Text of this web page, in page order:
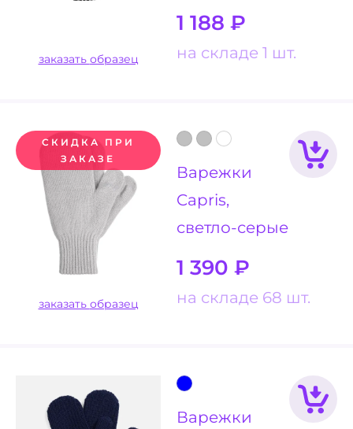
1 188 ₽
на складе 1 шт.
заказать образец
СКИДКА ПРИ
ЗАКАЗЕ
Варежки
Capris,
светло-серые
1 390 ₽
на складе 68 шт.
заказать образец
Варежки